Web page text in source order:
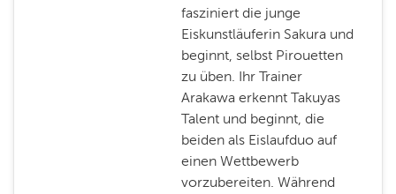
fasziniert die junge
Eiskunstläuferin Sakura und
beginnt, selbst Pirouetten
zu üben. Ihr Trainer
Arakawa erkennt Takuyas
Talent und beginnt, die
beiden als Eislaufduo auf
einen Wettbewerb
vorzubereiten. Während